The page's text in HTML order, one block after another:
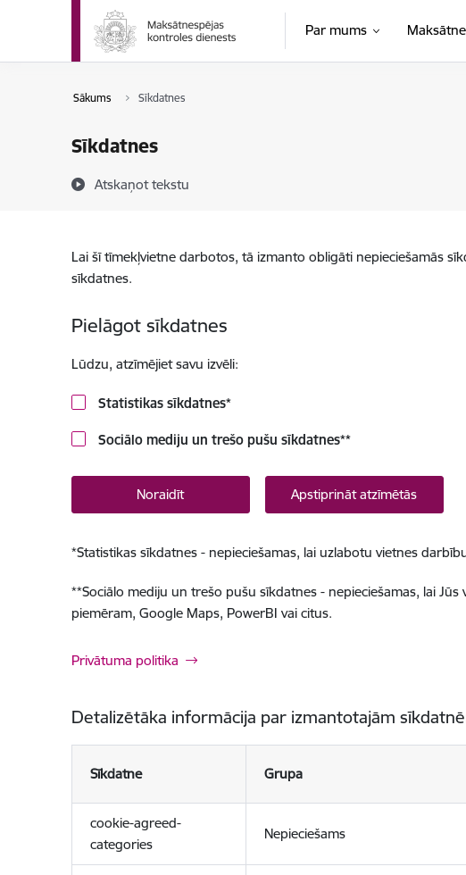
Pāriet uz lapas saturu
Par mums
Sākums Sīkdatnes
Sīkdatnes
Atskaņot tekstu
Lai šī tīmekļvietne darbotos, tā izmanto obligāti nepieciešamās
sīkdatnes.
Pielāgot sīkdatnes
Lūdzu, atzīmējiet savu izvēli:
Statistikas sīkdatnes*
Sociālo mediju un trešo pušu sīkdatnes**
Noraidīt Apstiprināt atzīmētās
*Statistikas sīkdatnes - nepieciešamas, lai uzlabotu vietnes
**Sociālo mediju un trešo pušu sīkdatnes - nepieciešamas, lai
piemēram, Google Maps, PowerBI vai citus.
Privātuma politika
Detalizētāka informācija par izmantotajām
Sīkdatne Grupa
cookie-agreed-
categories
Nepieciešams